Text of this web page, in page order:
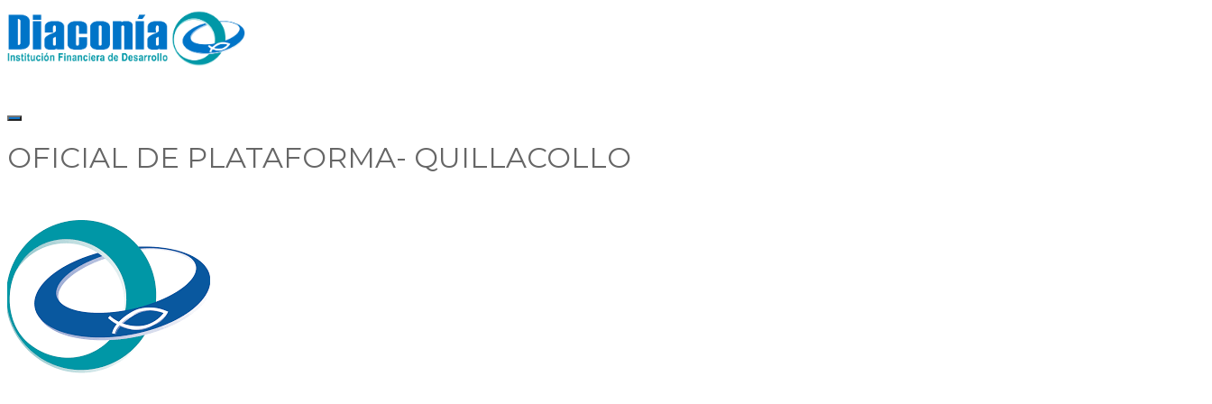
OFICIAL DE PLATAFORMA- QUILLACOLLO